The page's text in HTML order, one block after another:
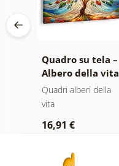
Quadro su tela –
Albero della vita
in vetrata
colorata
Quadri alberi della
vita
16,91 €